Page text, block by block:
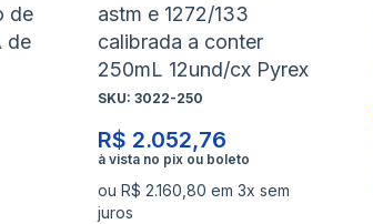
de
de
astm e 1272/133
calibrada a conter
250mL 12und/cx Pyrex
SKU: 3022-250
R$ 2.052,76
ou R$ 2.160,80 em 3x sem
juros